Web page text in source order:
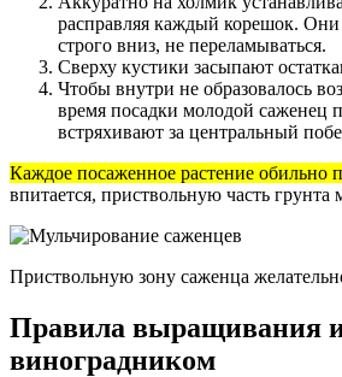
расправляя каждый корешок.
строго вниз, не переламываться.
Сверху кустики засыпают
Чтобы внутри не образовалось
время посадки молодой саженец
встряхивают за центральный
Каждое посаженное растение обильно
впитается, приствольную часть грунта
Приствольную зону саженца
Правила выращивания и
виноградником